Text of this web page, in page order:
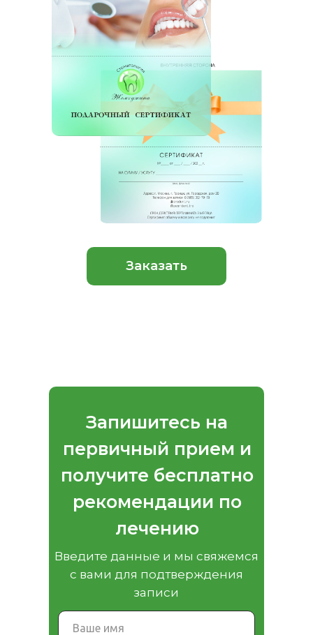
Заказать
Запишитесь на
первичный прием и
получите бесплатно
рекомендации по
лечению
Введите данные и мы свяжемся
с вами для подтверждения
записи